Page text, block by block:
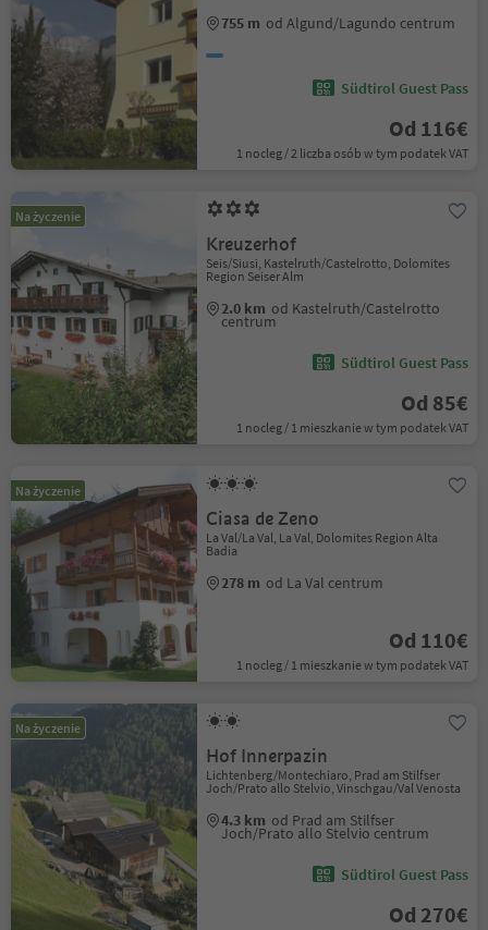
755 m od Algund/Lagundo centrum
Südtirol Guest Pass
Od 116€
1 nocleg / 2 liczba osób w tym podatek VAT
Na życzenie
Kreuzerhof
Seis/Siusi, Kastelruth/Castelrotto, Dolomites
Region Seiser Alm
2.0 km od Kastelruth/Castelrotto
centrum
Südtirol Guest Pass
Od 85€
1 nocleg / 1 mieszkanie w tym podatek VAT
Na życzenie
Ciasa de Zeno
La Val/La Val, La Val, Dolomites Region Alta
Badia
278 m od La Val centrum
Od 110€
1 nocleg / 1 mieszkanie w tym podatek VAT
Na życzenie
Hof Innerpazin
Lichtenberg/Montechiaro, Prad am Stilfser
Joch/Prato allo Stelvio, Vinschgau/Val Venosta
4.3 km od Prad am Stilfser
Joch/Prato allo Stelvio centrum
Südtirol Guest Pass
Od 270€